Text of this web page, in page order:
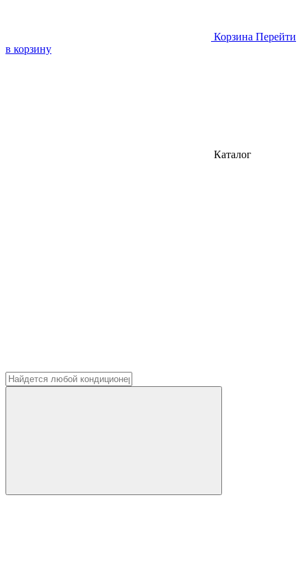
Корзина Перейти
в корзину
Каталог